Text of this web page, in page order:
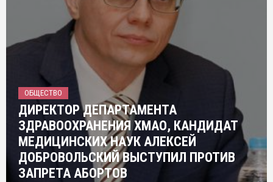
ОБЩЕСТВО
ДИРЕКТОР ДЕПАРТАМЕНТА
ЗДРАВООХРАНЕНИЯ ХМАО, КАНДИДАТ
МЕДИЦИНСКИХ НАУК АЛЕКСЕЙ
ДОБРОВОЛЬСКИЙ ВЫСТУПИЛ ПРОТИВ
ЗАПРЕТА АБОРТОВ